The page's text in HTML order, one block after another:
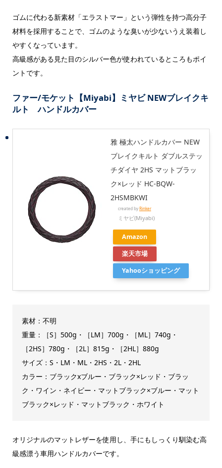
ゴムに代わる新素材「エラストマー」という弾性を持つ高分子
材料を採用することで、ゴムのような臭いが少ないうえ装着し
やすくなっています。
高級感がある見た目のシルバー色が使われているところもポイ
ントです。
ファー/モケット【Miyabi】ミヤビ NEWブレイクキ
ルト ハンドルカバー
雅 極太ハンドルカバー NEW
ブレイクキルト ダブルステッ
チダイヤ 2HS マットブラッ
ク×レッド HC-BQW-
2HSMBKWI
created byRinker
ミヤビ(Miyabi)
Amazon
楽天市場
Yahooショッピング
素材：不明
重量：［S］500g・［LM］700g・［ML］740g・
［2HS］780g・［2L］815g・［2HL］880g
サイズ：S・LM・ML・2HS・2L・2HL
カラー：ブラックxブルー・ブラック×レッド・ブラッ
ク・ワイン・ネイビー・マットブラック×ブルー・マット
ブラック×レッド・マットブラック・ホワイト
オリジナルのマットレザーを使用し、手にもしっくり馴染む高
級感漂う車用ハンドルカバーです。